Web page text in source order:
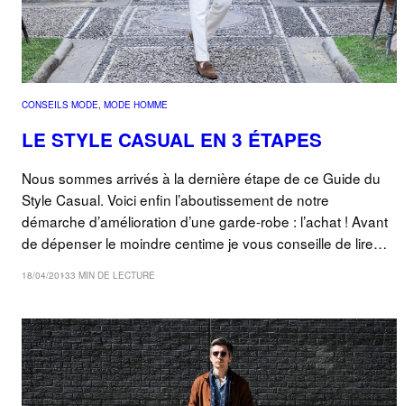
CONSEILS MODE, MODE HOMME
LE STYLE CASUAL EN 3 ÉTAPES
Nous sommes arrivés à la dernière étape de ce Guide du
Style Casual. Voici enfin l’aboutissement de notre
démarche d’amélioration d’une garde-robe : l’achat ! Avant
de dépenser le moindre centime je vous conseille de lire…
18/04/20133 MIN DE LECTURE